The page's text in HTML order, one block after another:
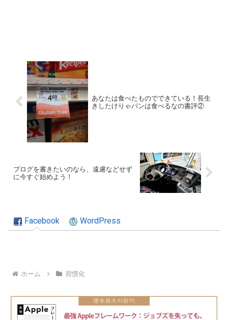
あなたは食べたものでできている！長生
きしたけりゃパンは食べるなの書評②
ブログを書きたいのなら、遠慮などせず
に今すぐ始めよう！
Facebook WordPress
ホーム 習慣化